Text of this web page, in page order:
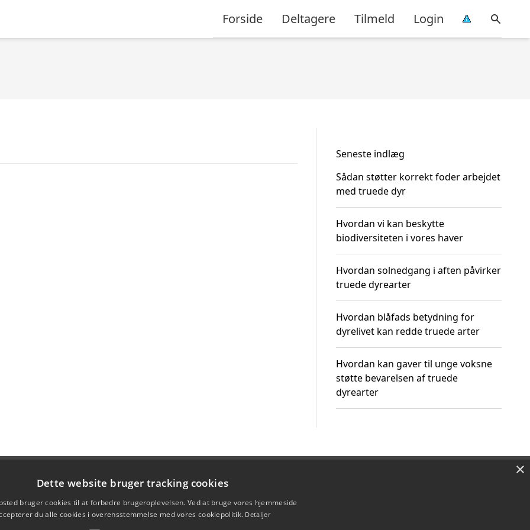
Forside Deltagere Tilmeld Login
Seneste indlæg
Sådan støtter korrekt foder arbejdet
med truede dyr
Hvordan vi kan beskytte
biodiversiteten i vores haver
Hvordan solnedgang i aften påvirker
truede dyrearter
Hvordan blåfads betydning for
dyrelivet kan redde truede arter
Hvordan kan gaver til unge voksne
støtte bevarelsen af truede
dyrearter
×
Dette website bruger tracking cookies
bruger cookies til at forbedre brugeroplevelsen. Ved at bruge vores hjemmeside
du alle cookies i overensstemmelse med vores cookiepolitik. Detaljer